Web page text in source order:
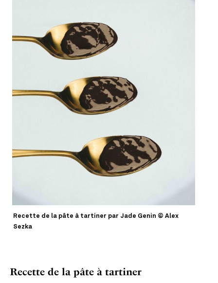
Recette de la pâte à tartiner par Jade Genin © Alex
Sezka
Recette de la pâte à tartiner